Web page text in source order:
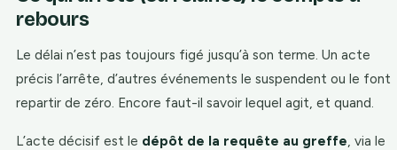
rebours
Le délai n’est pas toujours figé jusqu’à son terme. Un acte
précis l’arrête, d’autres événements le suspendent ou le font
repartir de zéro. Encore faut-il savoir lequel agit, et quand.
L’acte décisif est le dépôt de la requête au greffe, via le